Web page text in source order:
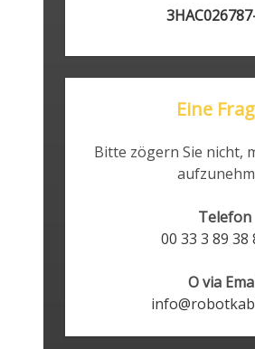
Eine
Bitte zögern Sie nicht,
Telefon
00 33 3 89 38
O via